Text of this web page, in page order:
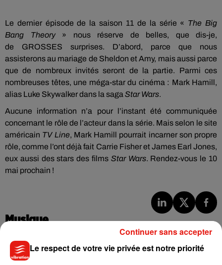
Le dernier épisode de la saison 11 de la série « The Big
Bang Theory
» nous réserve de belles, que dis-je,
de
GROSSES surprises.
D’abord, parce que nous
assisterons au mariage de Sheldon et Amy, mais aussi parce
que de nombreux invités seront de la partie.
Parmi ces
nombreuses têtes, une méga-star du cinéma : Mark Hamill,
alias Luke Skywalkerdans la saga StarWars.
Aucune information n’a pour l’instant été communiquée
concernant le rôle de l’acteur dans la série. Mais selon le site
américain TV Line, Mark Hamill pourrait incarner son propre
rôle, comme l’ont déjà fait Carrie Fisheret James Earl Jones,
eux aussi des stars des films Star Wars. Rendez-vous le 10
mai prochain !
Musique
Benny Blanco invite Selena Gomez et
Le respect de votre vie privée est notre priorité
Continuer sans accepter